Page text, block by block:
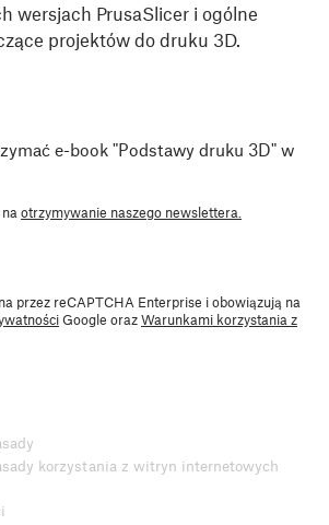
wersjach PrusaSlicer i ogólne
projektów do druku 3D.
e-book "Podstawy druku 3D" w
otrzymywanie naszego newslettera.
przez reCAPTCHA Enterprise i obowiązują na
Google orazWarunkami korzystania z
korzystania z witryn internetowych